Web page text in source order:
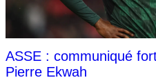
ASSE : communiqué
Pierre Ekwah